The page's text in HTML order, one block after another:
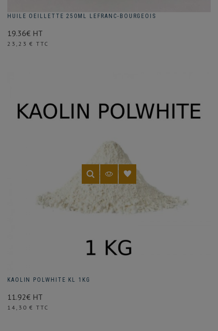
HUILE OEILLETTE 250ML LEFRANC-BOURGEOIS
19.36€ HT
Prix
23,23 € TTC
KAOLIN POLWHITE KL 1KG
11.92€ HT
Prix
14,30 € TTC